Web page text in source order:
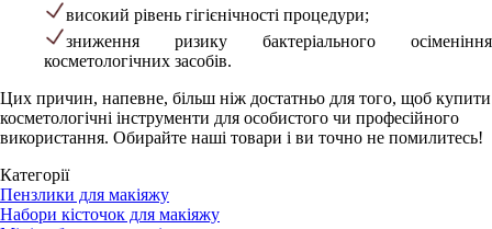
високий рівень гігієнічності процедури;
зниження ризику бактеріального осіменіння
косметологічних засобів.
Цих причин, напевне, більш ніж достатньо для того, щоб купити
косметологічні інструменти для особистого чи професійного
використання. Обирайте наші товари і ви точно не помилитесь!
Категорії
Пензлики для макіяжу
Набори кісточок для макіяжу